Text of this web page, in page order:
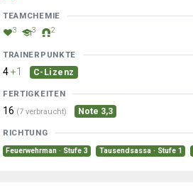
TEAMCHEMIE
3 3 2
TRAINERPUNKTE
4+1 C-Lizenz
FERTIGKEITEN
16 (7 verbraucht) Note 3,3
RICHTUNG
Feuerwehrman · Stufe 3 Tausendsassa · Stufe 1